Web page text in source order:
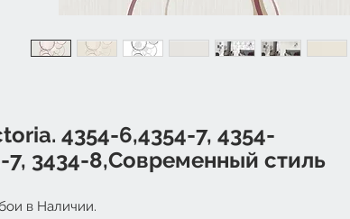
4354-6,4354-7, 4354-
7, 3434-8,Современный стиль
в Наличии.